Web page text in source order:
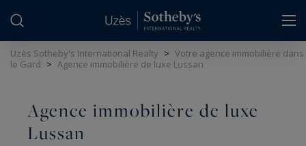
Uzès Sotheby's International Realty > Votre agence immobilière dans
le Gard > Agence immobilière de luxe Lussan
Agence immobilière de luxe
Lussan